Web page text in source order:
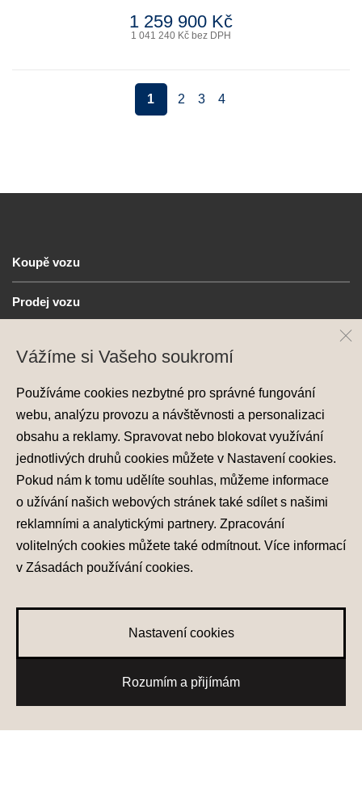
0
1 259 900 Kč
1 041 240 Kč bez DPH
1 2 3 4
Koupě vozu
Prodej vozu
Kontakt
Ochrana osobních údajů
Zásady používání cookies
Vážíme si Vašeho soukromí
Používáme cookies nezbytné pro správné fungování
webu, analýzu provozu a návštěvnosti a personalizaci
obsahu a reklamy. Spravovat nebo blokovat využívání
jednotlivých druhů cookies můžete v Nastavení cookies.
Pokud nám k tomu udělíte souhlas, můžeme informace
o užívání našich webových stránek také sdílet s našimi
reklamními a analytickými partnery. Zpracování
volitelných cookies můžete také odmítnout. Více informací
v Zásadách používání cookies.
Nastavení cookies
Rozumím a přijímám